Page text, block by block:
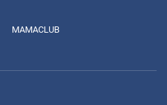
MAMACLUB